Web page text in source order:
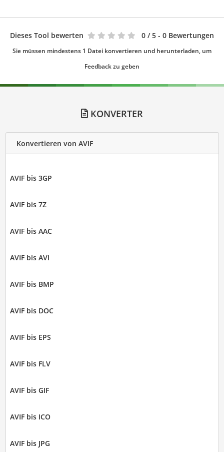
Dieses Tool bewerten 0 / 5 - 0 Bewertungen
Sie müssen mindestens 1 Datei konvertieren und herunterladen, um
Feedback zu geben
KONVERTER
Konvertieren von AVIF
AVIF bis 3GP
AVIF bis 7Z
AVIF bis AAC
AVIF bis AVI
AVIF bis BMP
AVIF bis DOC
AVIF bis EPS
AVIF bis FLV
AVIF bis GIF
AVIF bis ICO
AVIF bis JPG